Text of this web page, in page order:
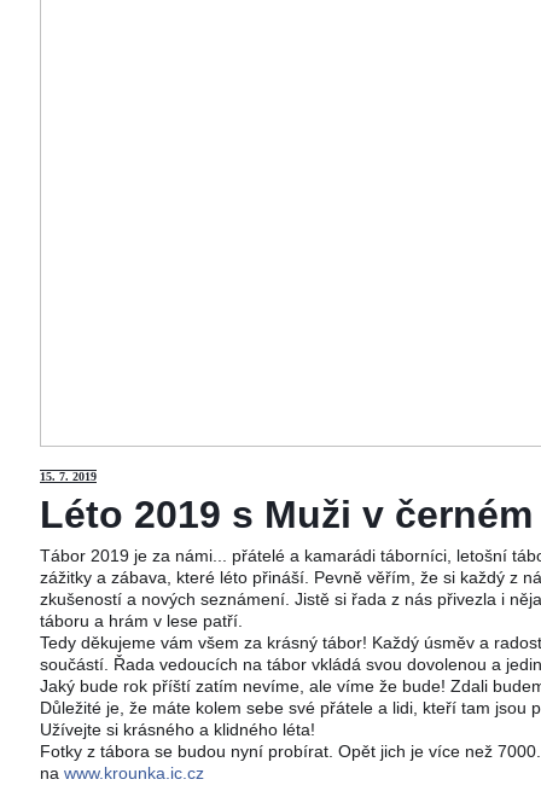
15. 7. 2019
Léto 2019 s Muži v
Tábor 2019 je za námi... přátelé a kamarádi táborníci, letošní
zážitky a zábava, které léto přináší. Pevně věřím, že si každý z
zkušeností a nových seznámení. Jistě si řada z nás přivezla i
táboru a hrám v lese patří.
Tedy děkujeme vám všem za krásný tábor! Každý úsměv a
součástí. Řada vedoucích na tábor vkládá svou dovolenou a
Jaký bude rok příští zatím nevíme, ale víme že bude! Zdali
Důležité je, že máte kolem sebe své přátele a lidi, kteří tam jsou
Užívejte si krásného a klidného léta!
Fotky z tábora se budou nyní probírat. Opět jich je více než
na www.krounka.ic.cz